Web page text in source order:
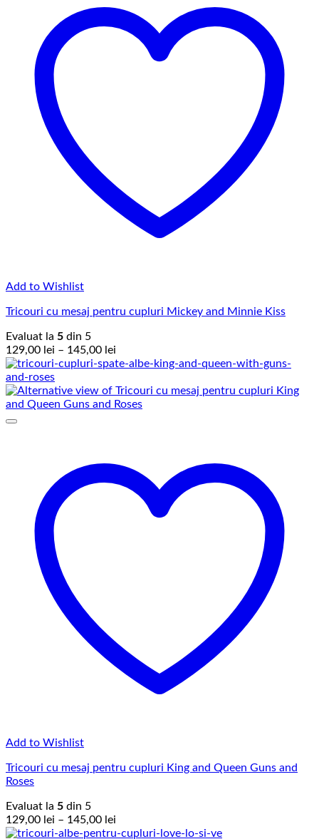
Add to Wishlist
Tricouri cu mesaj pentru cupluri Mickey and Minnie Kiss
Evaluat la 5 din 5
129,00 lei – 145,00 lei
de
129,00 lei
până
Add to Wishlist
Tricouri cu mesaj pentru cupluri King and Queen Guns and
Roses
Evaluat la 5 din 5
129,00 lei – 145,00 lei
de